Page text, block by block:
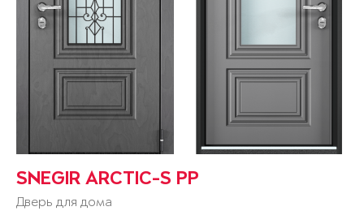
SNEGIR ARCTIC-S PP
Дверь для дома